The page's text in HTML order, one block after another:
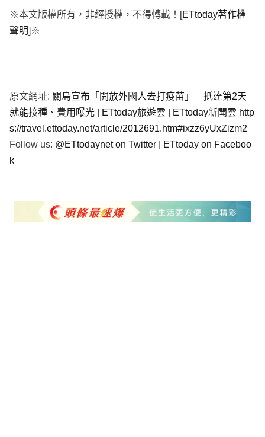
※本文版權所有，非經授權，不得轉載！[ETtoday著作權
聲明]※
原文網址: 關島宣布「開放外國人去打疫苗」 抵達第2天
就能接種、費用曝光 | ETtoday旅遊雲 | ETtoday新聞雲 http
s://travel.ettoday.net/article/2012691.htm#ixzz6yUxZizm2
Follow us: @ETtodaynet on Twitter
ETtoday on Faceboo
k